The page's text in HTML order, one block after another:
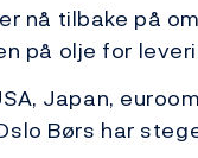
nå tilbake på
på olje for
Japan,
Børs har